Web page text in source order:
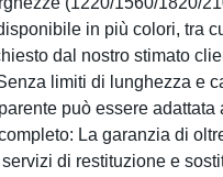
in più colori, tra
dal nostro stimato
limiti di lunghezza e
può essere
La garanzia di
di restituzione e